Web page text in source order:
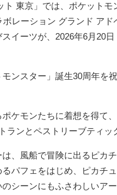
ト 東京」では、ポケット
レーション グランド ア
イーツが、2026年6月20
ンスター」誕生30周年を
ケモンたちに着想を得て
ランとペストリーブティッ
、風船で冒険に出るピカ
パフェをはじめ、ピカチ
シーンにもふさわしいア